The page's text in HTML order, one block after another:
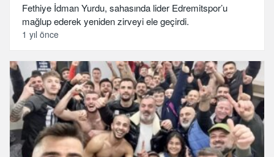
Fethiye İdman Yurdu, sahasında lider Edremitspor’u
mağlup ederek yeniden zirveyi ele geçirdi.
1 yıl önce